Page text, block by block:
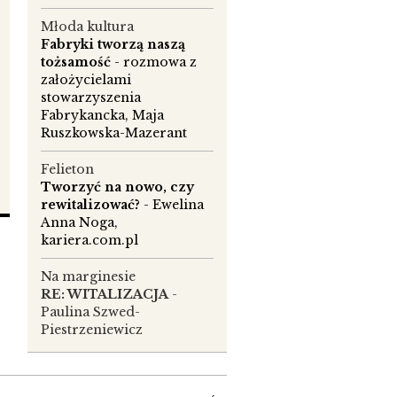
Młoda kultura
Fabryki tworzą naszą
tożsamość - rozmowa z
założycielami
stowarzyszenia
Fabrykancka, Maja
Ruszkowska-Mazerant
Felieton
Tworzyć na nowo, czy
rewitalizować? - Ewelina
Anna Noga,
kariera.com.pl
Na marginesie
RE: WITALIZACJA -
Paulina Szwed-
Piestrzeniewicz